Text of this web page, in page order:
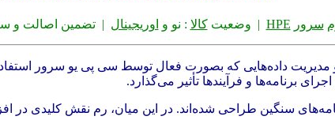
سرور HPE | وضعیتکالا : نو و اوریجینال | تضمین اصالت و
داده‌هایی که بصورت فعال توسط سی پی یو سرور
برنامه‌ها و فرآیندها تأثیر می‌گذارد.
سنگین طراحی شده‌اند. در این میان، رم نقش کلیدی